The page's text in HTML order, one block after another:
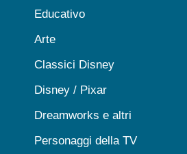
Educativo
Arte
Classici Disney
Disney / Pixar
Dreamworks e altri
Personaggi della TV